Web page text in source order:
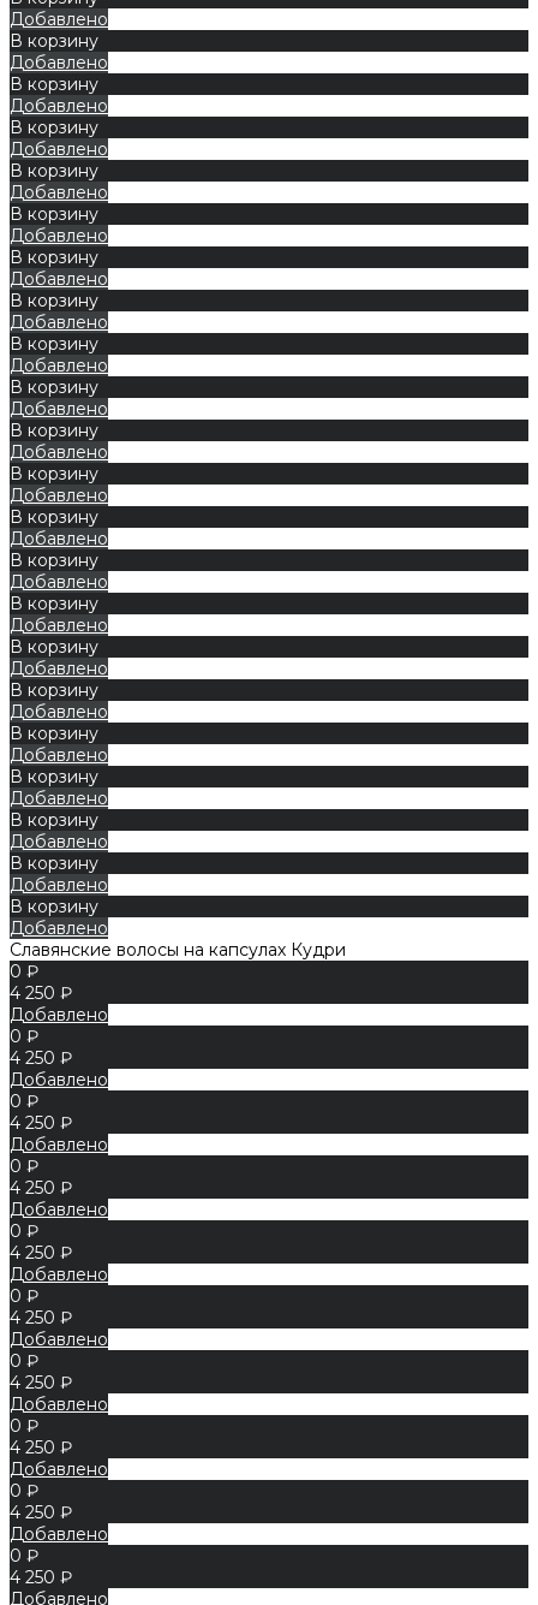
Добавлено
В корзину
Добавлено
В корзину
Добавлено
В корзину
Добавлено
В корзину
Добавлено
В корзину
Добавлено
В корзину
Добавлено
В корзину
Добавлено
В корзину
Добавлено
В корзину
Добавлено
В корзину
Добавлено
В корзину
Добавлено
В корзину
Добавлено
В корзину
Добавлено
В корзину
Добавлено
В корзину
Добавлено
В корзину
Добавлено
В корзину
Добавлено
В корзину
Добавлено
В корзину
Добавлено
В корзину
Добавлено
В корзину
Добавлено
Славянские волосы на капсулах Кудри
0 ₽
4 250 ₽
Добавлено
0 ₽
4 250 ₽
Добавлено
0 ₽
4 250 ₽
Добавлено
0 ₽
4 250 ₽
Добавлено
0 ₽
4 250 ₽
Добавлено
0 ₽
4 250 ₽
Добавлено
0 ₽
4 250 ₽
Добавлено
0 ₽
4 250 ₽
Добавлено
0 ₽
4 250 ₽
Добавлено
0 ₽
4 250 ₽
Добавлено